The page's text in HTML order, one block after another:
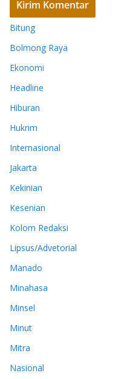
Bitung
Bolmong Raya
Ekonomi
Headline
Hiburan
Hukrim
Internasional
Jakarta
Kekinian
Kesenian
Kolom Redaksi
Lipsus/Advetorial
Manado
Minahasa
Minsel
Minut
Mitra
Nasional